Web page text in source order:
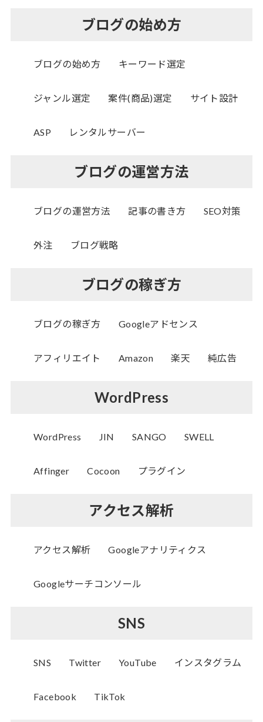
ブログの始め方
ブログの始め方 キーワード選定
ジャンル選定 案件(商品)選定 サイト設計
ASP レンタルサーバー
ブログの運営方法
ブログの運営方法 記事の書き方 SEO対策
外注 ブログ戦略
ブログの稼ぎ方
ブログの稼ぎ方 Googleアドセンス
アフィリエイト Amazon 楽天 純広告
WordPress
WordPress JIN SANGO SWELL
Affinger Cocoon プラグイン
アクセス解析
アクセス解析 Googleアナリティクス
Googleサーチコンソール
SNS
SNS Twitter YouTube インスタグラム
Facebook TikTok